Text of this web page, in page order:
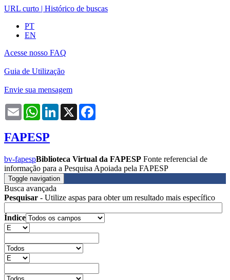
URL curto | Histórico de buscas
PT
EN
Acesse nosso FAQ
Guia de Utilização
Envie sua mensagem
Email WhatsAppLinkedIn
X
FAPESP
bv-fapespBiblioteca Virtual da FAPESP Fonte referencial de
informação para a Pesquisa Apoiada pela FAPESP
Toggle navigation
Busca avançada
Pesquisar - Utilize aspas para obter um resultado mais específico
Índice